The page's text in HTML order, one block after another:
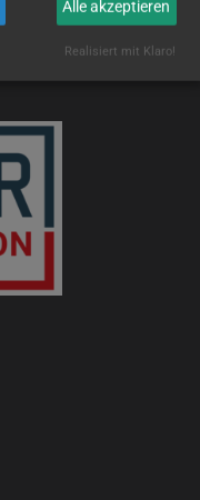
Alle akzeptieren
Realisiert mit Klaro!